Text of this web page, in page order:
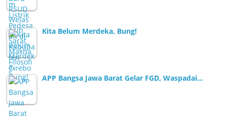
Kita Belum Merdeka, Bung!
APP Bangsa Jawa Barat Gelar FGD, Waspadai…